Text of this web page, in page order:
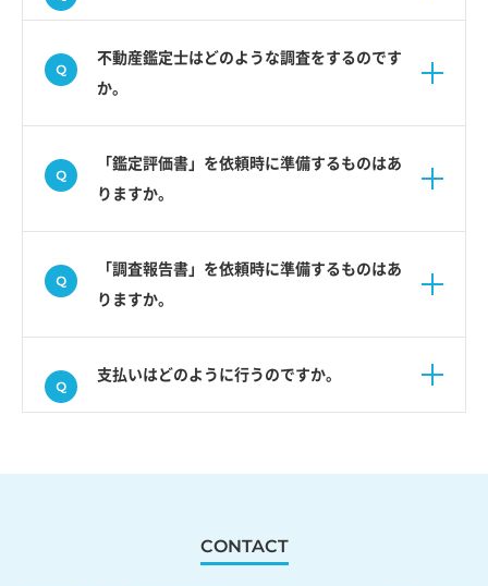
不動産鑑定士はどのような調査をするのです
か。
「鑑定評価書」を依頼時に準備するものはあ
りますか。
「調査報告書」を依頼時に準備するものはあ
りますか。
支払いはどのように行うのですか。
CONTACT